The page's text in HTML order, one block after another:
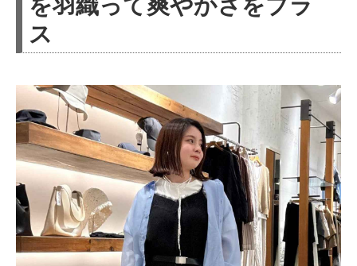
を羽織って爽やかさをプラ
ス